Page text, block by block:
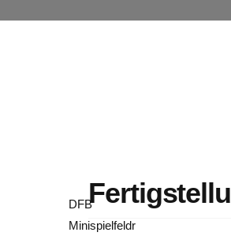
DFB
Minispielfeldr